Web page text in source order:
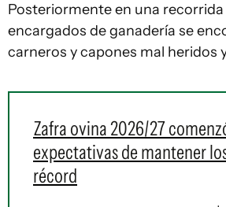
Posteriormente en una
encargados de ganadería se
carneros y capones mal heridos
Zafra ovina 2026/27
expectativas de mantener
récord